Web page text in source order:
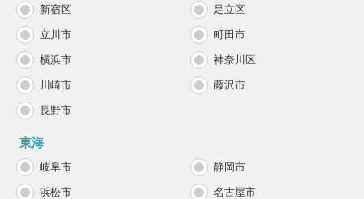
新宿区 足立区
立川市 町田市
横浜市 神奈川区
川崎市 藤沢市
長野市
東海
岐阜市 静岡市
浜松市 名古屋市